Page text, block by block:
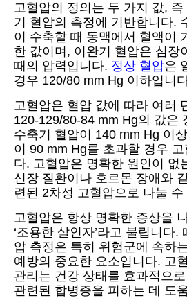
고혈압의 정의는 두 가지 값,
기 혈압의 측정에 기반합니다.
이 수축할 때 동맥에서 혈액이
한 값이며, 이완기 혈압은 심장
때의 압력입니다. 정상 혈압은
경우 120/80 mm Hg 이하입니
고혈압은 혈압 값에 따라 여러
120-129/80-84 mm Hg의 값은
수축기 혈압이 140 mm Hg 이
이 90 mm Hg를 초과할 경우 고
다. 고혈압은 명확한 원인이 없
신장 질환이나 호르몬 장애와
련된 2차성 고혈압으로 나눌 수
고혈압은 항상 명확한 증상을
‘조용한 살인자’라고 불립니다.
압 측정은 특히 위험군에 속하
예방의 중요한 요소입니다. 고
관리는 건강 상태를 효과적으
관련된 합병증을 피하는 데 도